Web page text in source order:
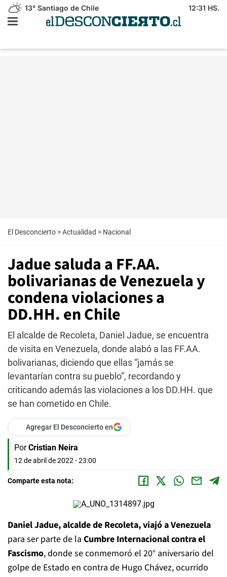
13° Santiago de Chile 12:31 HS.
El Desconcierto >Actualidad > Nacional
Jadue saluda a FF.AA.
bolivarianas de Venezuela y
condena violaciones a
DD.HH. en Chile
El alcalde de Recoleta, Daniel Jadue, se encuentra
de visita en Venezuela, donde alabó a las FF.AA.
bolivarianas, diciendo que ellas “jamás se
levantarían contra su pueblo”, recordando y
criticando además las violaciones a los DD.HH. que
se han cometido en Chile.
Agregar El Desconcierto en
Por Cristian Neira
12 de abril de 2022 - 23:00
Comparte esta nota:
Daniel Jadue, alcalde de Recoleta, viajó a Venezuela
para ser parte de la Cumbre Internacional contra el
Fascismo, donde se conmemoró el 20° aniversario del
golpe de Estado en contra de Hugo Chávez, ocurrido